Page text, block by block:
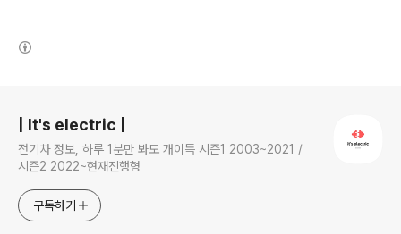
| It's electric |
전기차 정보, 하루 1분만 봐도 개이득 시즌1 2003~2021 /
시즌2 2022~현재진행형
구독하기